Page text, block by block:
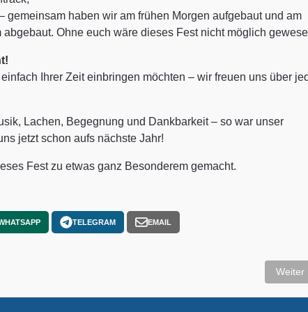
haben wir am frühen Morgen aufgebaut und am
Ohne euch wäre dieses Fest nicht möglich
Ihrer Zeit einbringen möchten – wir freuen uns über
Lachen, Begegnung und Dankbarkeit – so war unser
jetzt schon aufs nächste Jahr!
Fest zu etwas ganz Besonderem gemacht.
TELEGRAM EMAIL
Weiter